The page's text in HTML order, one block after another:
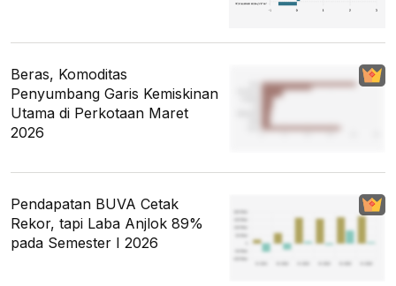
Beras, Komoditas
Penyumbang Garis Kemiskinan
Utama di Perkotaan Maret
2026
Pendapatan BUVA Cetak
Rekor, tapi Laba Anjlok 89%
pada Semester I 2026